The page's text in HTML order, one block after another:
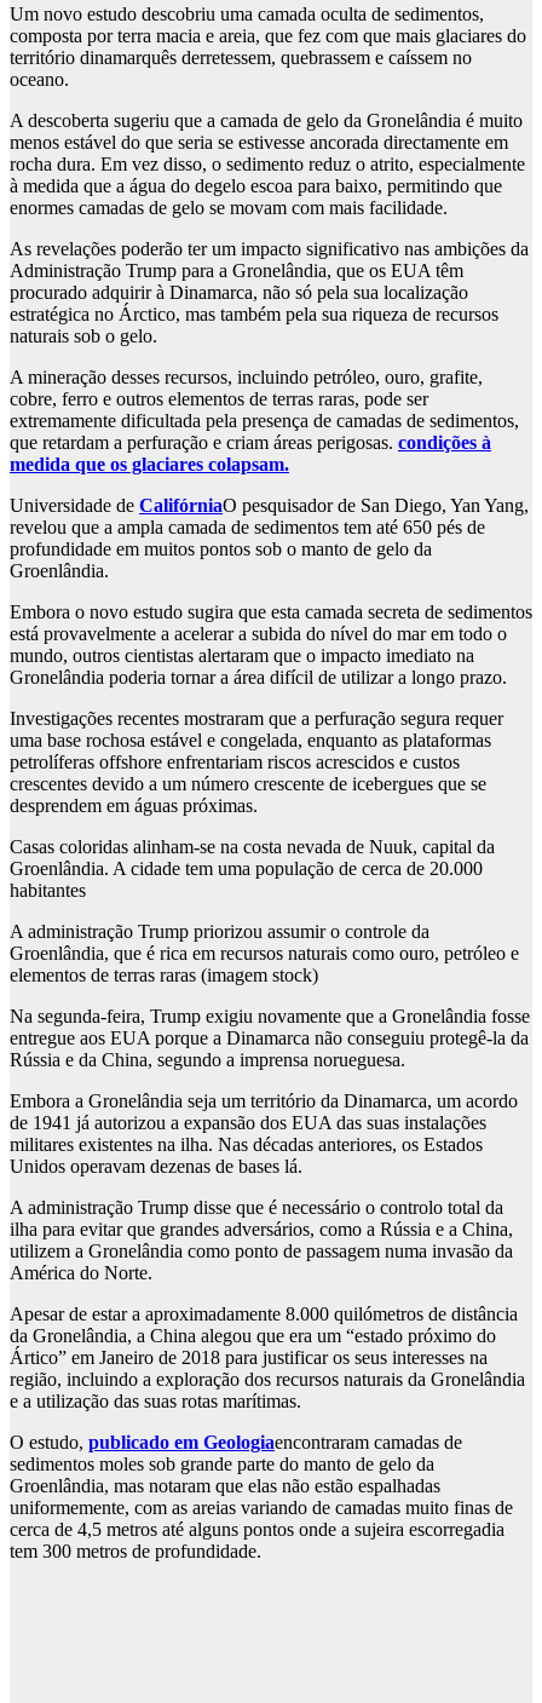
Um novo estudo descobriu uma camada oculta de sedimentos,
composta por terra macia e areia, que fez com que mais glaciares do
território dinamarquês derretessem, quebrassem e caíssem no
oceano.
A descoberta sugeriu que a camada de gelo da Gronelândia é muito
menos estável do que seria se estivesse ancorada directamente em
rocha dura. Em vez disso, o sedimento reduz o atrito, especialmente
à medida que a água do degelo escoa para baixo, permitindo que
enormes camadas de gelo se movam com mais facilidade.
As revelações poderão ter um impacto significativo nas ambições da
Administração Trump para a Gronelândia, que os EUA têm
procurado adquirir à Dinamarca, não só pela sua localização
estratégica no Árctico, mas também pela sua riqueza de recursos
naturais sob o gelo.
A mineração desses recursos, incluindo petróleo, ouro, grafite,
cobre, ferro e outros elementos de terras raras, pode ser
extremamente dificultada pela presença de camadas de sedimentos,
que retardam a perfuração e criam áreas perigosas. condições à
medida que os glaciares colapsam.
Universidade de CalifórniaO pesquisador de San Diego, Yan Yang,
revelou que a ampla camada de sedimentos tem até 650 pés de
profundidade em muitos pontos sob o manto de gelo da
Groenlândia.
Embora o novo estudo sugira que esta camada secreta de sedimentos
está provavelmente a acelerar a subida do nível do mar em todo o
mundo, outros cientistas alertaram que o impacto imediato na
Gronelândia poderia tornar a área difícil de utilizar a longo prazo.
Investigações recentes mostraram que a perfuração segura requer
uma base rochosa estável e congelada, enquanto as plataformas
petrolíferas offshore enfrentariam riscos acrescidos e custos
crescentes devido a um número crescente de icebergues que se
desprendem em águas próximas.
Casas coloridas alinham-se na costa nevada de Nuuk, capital da
Groenlândia. A cidade tem uma população de cerca de 20.000
habitantes
A administração Trump priorizou assumir o controle da
Groenlândia, que é rica em recursos naturais como ouro, petróleo e
elementos de terras raras (imagem stock)
Na segunda-feira, Trump exigiu novamente que a Gronelândia fosse
entregue aos EUA porque a Dinamarca não conseguiu protegê-la da
Rússia e da China, segundo a imprensa norueguesa.
Embora a Gronelândia seja um território da Dinamarca, um acordo
de 1941 já autorizou a expansão dos EUA das suas instalações
militares existentes na ilha. Nas décadas anteriores, os Estados
Unidos operavam dezenas de bases lá.
A administração Trump disse que é necessário o controlo total da
ilha para evitar que grandes adversários, como a Rússia e a China,
utilizem a Gronelândia como ponto de passagem numa invasão da
América do Norte.
Apesar de estar a aproximadamente 8.000 quilómetros de distância
da Gronelândia, a China alegou que era um “estado próximo do
Ártico” em Janeiro de 2018 para justificar os seus interesses na
região, incluindo a exploração dos recursos naturais da Gronelândia
e a utilização das suas rotas marítimas.
O estudo, publicado em Geologiaencontraram camadas de
sedimentos moles sob grande parte do manto de gelo da
Groenlândia, mas notaram que elas não estão espalhadas
uniformemente, com as areias variando de camadas muito finas de
cerca de 4,5 metros até alguns pontos onde a sujeira escorregadia
tem 300 metros de profundidade.